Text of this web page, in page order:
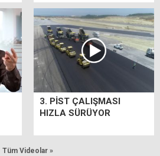
3. PİST ÇALIŞMASI
HIZLA SÜRÜYOR
Tüm Videolar »